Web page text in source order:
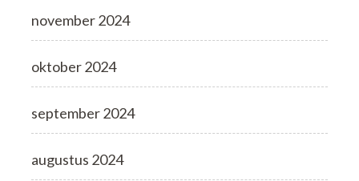
november 2024
oktober 2024
september 2024
augustus 2024